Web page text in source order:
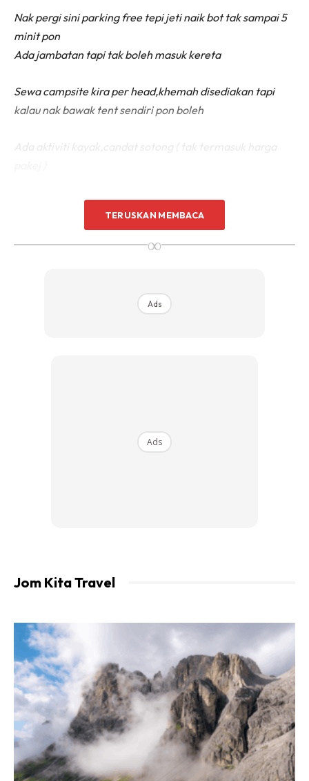
Nak pergi sini parking free tepi jeti naik bot tak sampai 5
minit pon
Ada jambatan tapi tak boleh masuk kereta
Sewa campsite kira per head,khemah disediakan tapi
kalau nak bawak tent sendiri pon boleh
Ada aktiviti kayak,candat sotong ( tak termasuk harga
TERUSKAN MEMBACA
∞
Ads
Ads
Jom Kita Travel